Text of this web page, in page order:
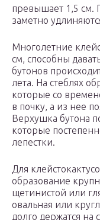
превышает 1,5 см.
заметно
Многолетние
см, способны
бутонов
лета. На стеблях
которые со
в почку, а из нее
Верхушка бутона
которые
лепестки.
Для
образование
щетинистой или
овальная или
долго держатся на